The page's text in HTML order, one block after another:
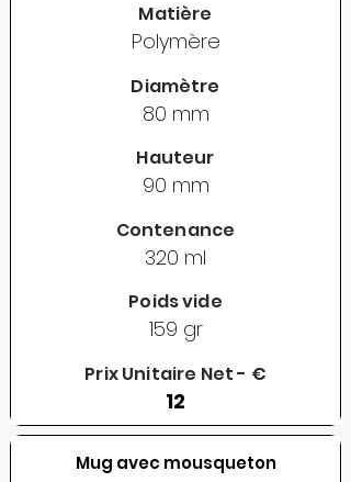
Matière
Polymère
Diamètre
80 mm
Hauteur
90 mm
Contenance
320 ml
Poids vide
159 gr
Prix Unitaire Net - €
12
Mug avec mousqueton